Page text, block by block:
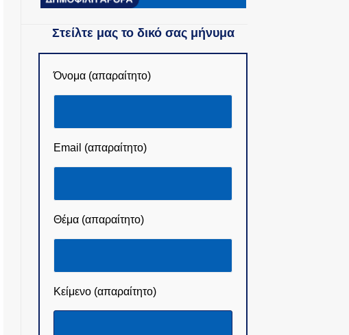
Στείλτε μας το δικό σας μήνυμα
Όνομα (απαραίτητο)
Email (απαραίτητο)
Θέμα (απαραίτητο)
Κείμενο (απαραίτητο)